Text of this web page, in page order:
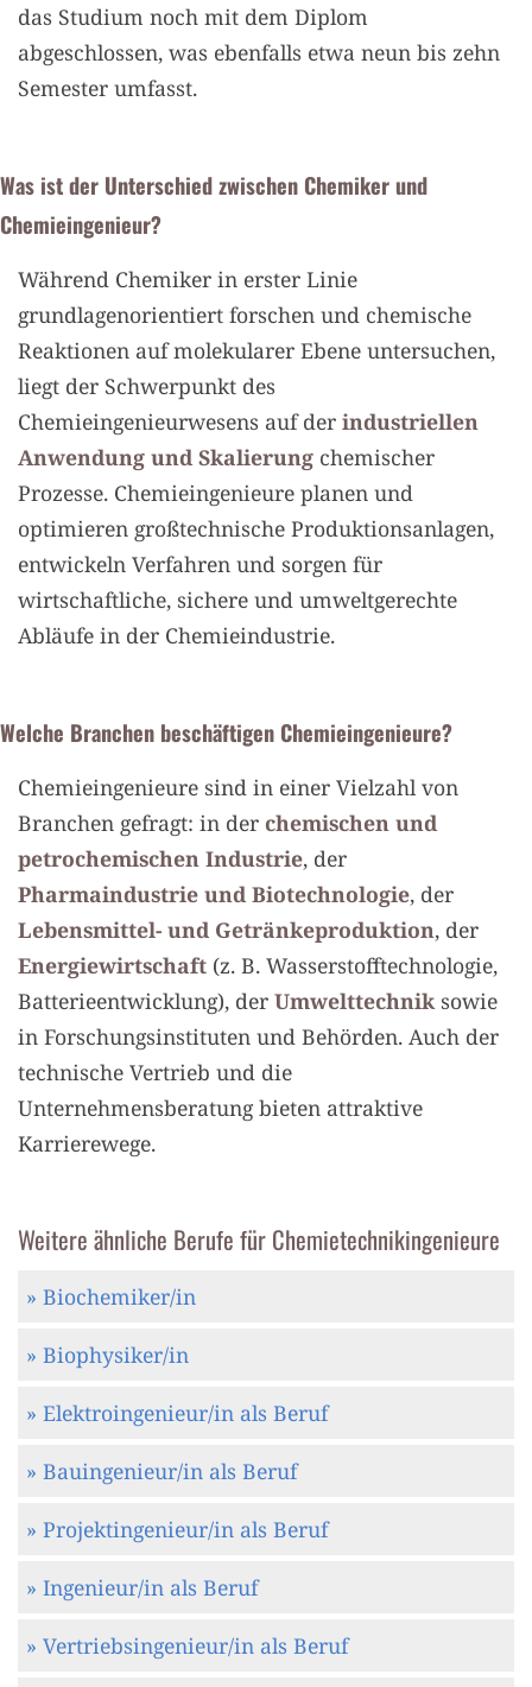
das Studium noch mit dem Diplom
abgeschlossen, was ebenfalls etwa neun bis zehn
Semester umfasst.
Was ist der Unterschied zwischen Chemiker und
Chemieingenieur?
Während Chemiker in erster Linie
grundlagenorientiert forschen und chemische
Reaktionen auf molekularer Ebene untersuchen,
liegt der Schwerpunkt des
Chemieingenieurwesens auf der industriellen
Anwendung und Skalierung chemischer
Prozesse. Chemieingenieure planen und
optimieren großtechnische Produktionsanlagen,
entwickeln Verfahren und sorgen für
wirtschaftliche, sichere und umweltgerechte
Abläufe in der Chemieindustrie.
Welche Branchen beschäftigen Chemieingenieure?
Chemieingenieure sind in einer Vielzahl von
Branchen gefragt: in der chemischen und
petrochemischen Industrie, der
Pharmaindustrie und Biotechnologie, der
Lebensmittel- und Getränkeproduktion, der
Energiewirtschaft (z. B. Wasserstofftechnologie,
Batterieentwicklung), der Umwelttechnik sowie
in Forschungsinstituten und Behörden. Auch der
technische Vertrieb und die
Unternehmensberatung bieten attraktive
Karrierewege.
Weitere ähnliche Berufe für Chemietechnikingenieure
» Biochemiker/in
» Biophysiker/in
» Elektroingenieur/in als Beruf
» Bauingenieur/in als Beruf
» Projektingenieur/in als Beruf
» Ingenieur/in als Beruf
» Vertriebsingenieur/in als Beruf